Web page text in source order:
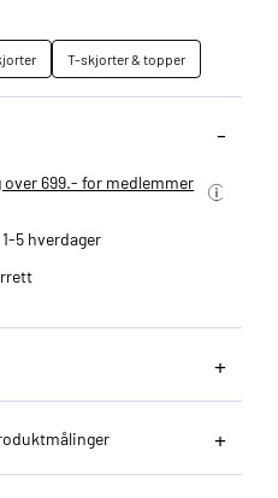
T-skjorter & topper
over 699.- for medlemmer
5 hverdager